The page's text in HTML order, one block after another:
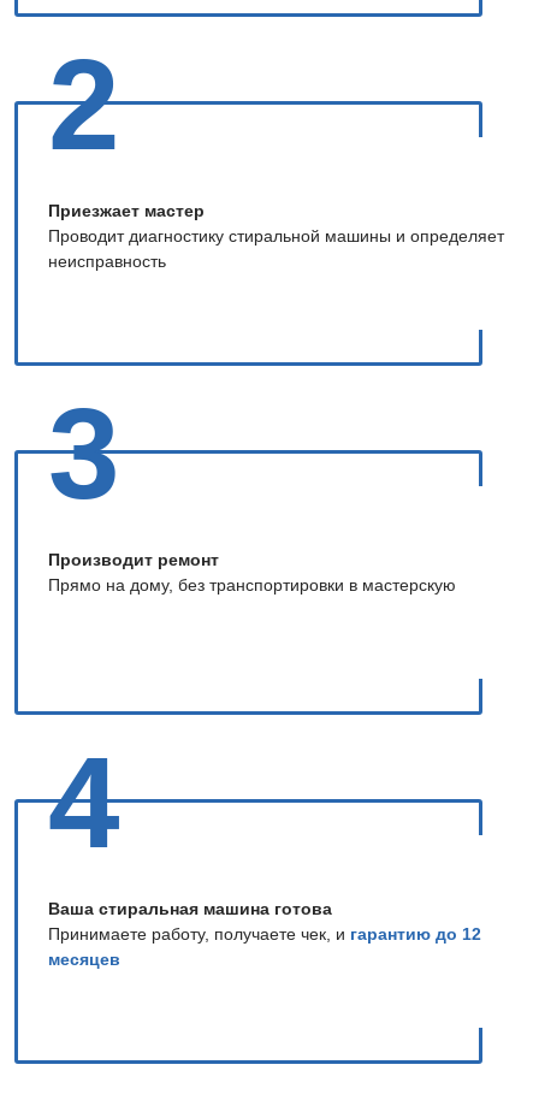
2
Приезжает мастер
Проводит диагностику стиральной машины и определяет
неисправность
3
Производит ремонт
Прямо на дому, без транспортировки в мастерскую
4
Ваша стиральная машина готова
Принимаете работу, получаете чек, и гарантию до 12
месяцев